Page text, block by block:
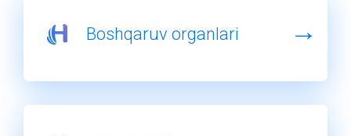
Boshqaruv organlari